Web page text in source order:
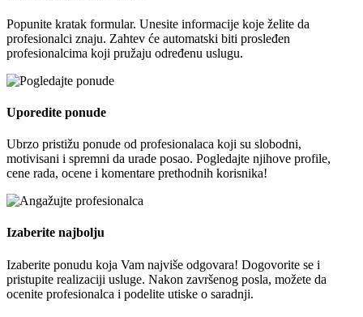
Popunite kratak formular. Unesite informacije koje želite da
profesionalci znaju. Zahtev će automatski biti prosleđen
profesionalcima koji pružaju određenu uslugu.
Uporedite ponude
Ubrzo pristižu ponude od profesionalaca koji su slobodni,
motivisani i spremni da urade posao. Pogledajte njihove profile,
cene rada, ocene i komentare prethodnih korisnika!
Izaberite najbolju
Izaberite ponudu koja Vam najviše odgovara! Dogovorite se i
pristupite realizaciji usluge. Nakon završenog posla, možete da
ocenite profesionalca i podelite utiske o saradnji.